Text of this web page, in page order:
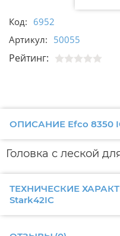
Код: 6952
Артикул: 50055
Рейтинг:
ОПИСАНИЕ Efco 8350
Головка с леской
ТЕХНИЧЕСКИЕ
Stark42IC